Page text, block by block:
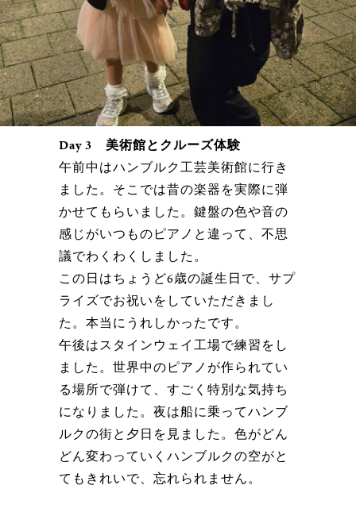
Day 3 美術館とクルーズ体験
午前中はハンブルク工芸美術館に行き
ました。そこでは昔の楽器を実際に弾
かせてもらいました。鍵盤の色や音の
感じがいつものピアノと違って、不思
議でわくわくしました。
この日はちょうど6歳の誕生日で、サプ
ライズでお祝いをしていただきまし
た。本当にうれしかったです。
午後はスタインウェイ工場で練習をし
ました。世界中のピアノが作られてい
る場所で弾けて、すごく特別な気持ち
になりました。夜は船に乗ってハンブ
ルクの街と夕日を見ました。色がどん
どん変わっていくハンブルクの空がと
てもきれいで、忘れられません。